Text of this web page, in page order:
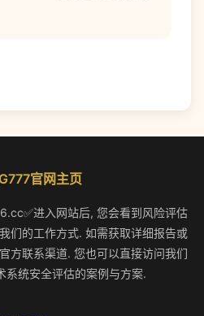
官网主页
进入网站后, 您会看到风险评估
们的工作方式. 如需获取详细报告或
方联系渠道. 您也可以直接访问我们
系统安全评估的案例与方案.